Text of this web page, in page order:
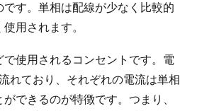
す。単相は配線が少なく比較的
用されます。
使用されるコンセントです。電
れており、それぞれの電流は単相
できるのが特徴です。つまり、